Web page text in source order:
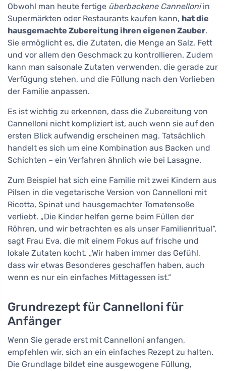
Obwohl man heute fertige überbackene Cannelloniin
Supermärkten oder Restaurants kaufen kann, hat die
hausgemachte Zubereitung ihren eigenen Zauber.
Sie ermöglicht es, die Zutaten, die Menge an Salz, Fett
und vor allem den Geschmack zu kontrollieren. Zudem
kann man saisonale Zutaten verwenden, die gerade zur
Verfügung stehen, und die Füllung nach den Vorlieben
der Familie anpassen.
Es ist wichtig zu erkennen, dass die Zubereitung von
Cannelloni nicht kompliziert ist, auch wenn sie auf den
ersten Blick aufwendig erscheinen mag. Tatsächlich
handelt es sich um eine Kombination aus Backen und
Schichten – ein Verfahren ähnlich wie bei Lasagne.
Zum Beispiel hat sich eine Familie mit zwei Kindern aus
Pilsen in die vegetarische Version von Cannelloni mit
Ricotta, Spinat und hausgemachter Tomatensoße
verliebt. „Die Kinder helfen gerne beim Füllen der
Röhren, und wir betrachten es als unser Familienritual“,
sagt Frau Eva, die mit einem Fokus auf frische und
lokale Zutaten kocht. „Wir haben immer das Gefühl,
dass wir etwas Besonderes geschaffen haben, auch
wenn es nur ein einfaches Mittagessen ist.“
Grundrezept für Cannelloni für
Anfänger
Wenn Sie gerade erst mit Cannelloni anfangen,
empfehlen wir, sich an ein einfaches Rezept zu halten.
Die Grundlage bildet eine ausgewogene Füllung,